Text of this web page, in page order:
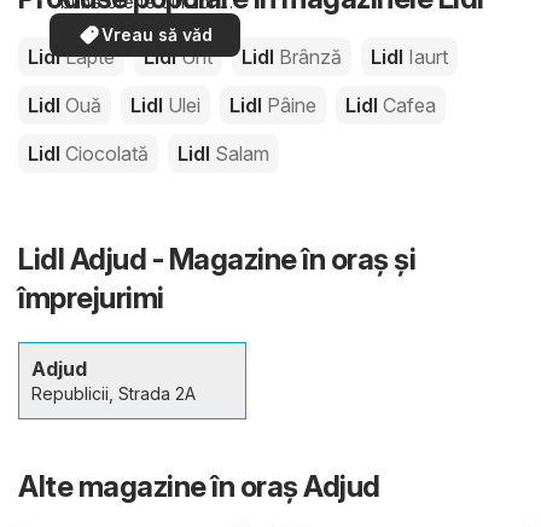
dumneavoastră
Vreau să văd
LidlLapte LidlUnt Lidl Brânză Lidl Iaurt
Lidl Ouă Lidl Ulei Lidl Pâine Lidl Cafea
Lidl Ciocolată Lidl Salam
Lidl Adjud - Magazine în oraş şi
împrejurimi
Adjud
Republicii, Strada 2A
Alte magazine în oraş Adjud